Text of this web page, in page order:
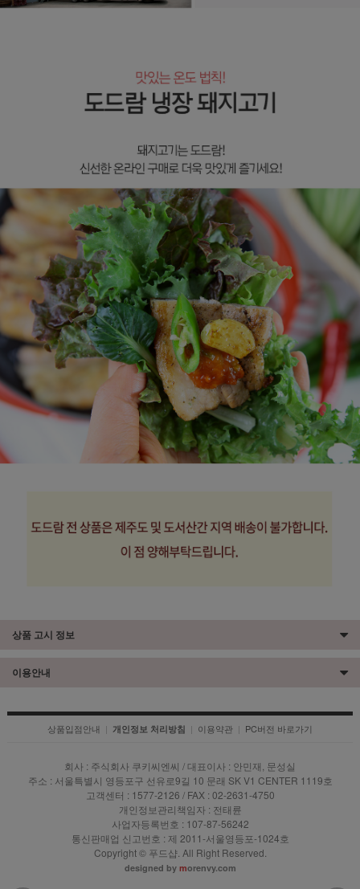
상품 고시 정보
이용안내
상품입점안내 | 개인정보 처리방침 | 이용약관 | PC버전 바로가기
회사 : 주식회사 쿠키씨엔씨 / 대표이사 : 안민재, 문성실
주소 : 서울특별시 영등포구 선유로9길 10 문래 SK V1 CENTER 1119호
고객센터 : 1577-2126 / FAX : 02-2631-4750
개인정보관리책임자 : 전태륜
사업자등록번호 : 107-87-56242
통신판매업 신고번호 : 제 2011-서울영등포-1024호
Copyright © 푸드샵. All Right Reserved.
designed by morenvy.com